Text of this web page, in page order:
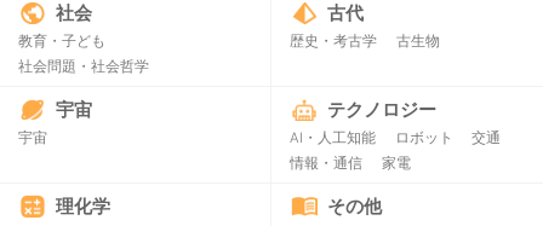
社会
教育・子ども
社会問題・社会哲学
古代
歴史・考古学 古生物
宇宙
宇宙
テクノロジー
AI・人工知能 ロボット
交通
情報・通信
家電
理化学 その他